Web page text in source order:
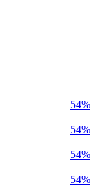
54%
54%
54%
54%